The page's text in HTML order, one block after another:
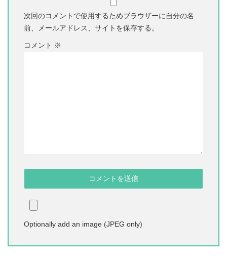
次回のコメントで使用するためブラウザーに自分の名
前、メールアドレス、サイトを保存する。
コメント ※
Optionally add an image (JPEG only)